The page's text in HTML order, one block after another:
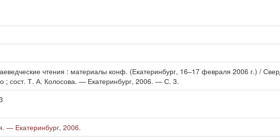
чтения : материалы конф. (Екатеринбург, 16–17 февраля 2006 г.) /
; сост. Т. А. Колосова. — Екатеринбург, 2006. — С. 3.
— Екатеринбург, 2006.